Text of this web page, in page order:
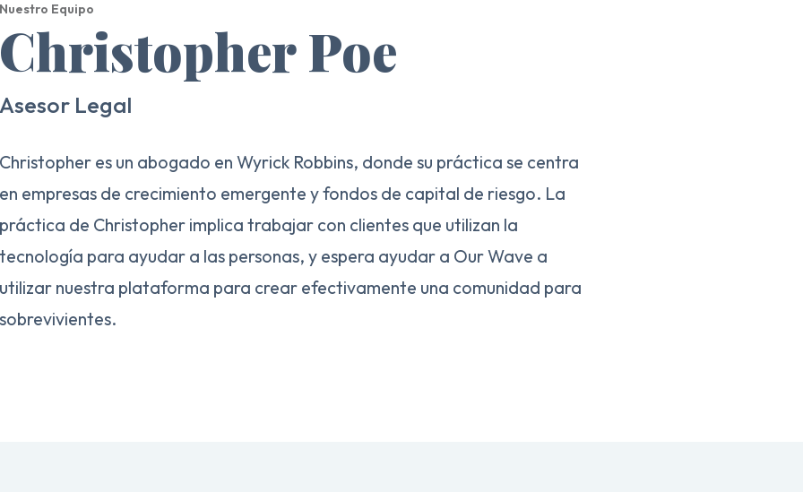
Nuestro Equipo
Christopher Poe
Asesor Legal
Christopher es un abogado en Wyrick Robbins, donde su práctica se centra
en empresas de crecimiento emergente y fondos de capital de riesgo. La
práctica de Christopher implica trabajar con clientes que utilizan la
tecnología para ayudar a las personas, y espera ayudar a Our Wave a
utilizar nuestra plataforma para crear efectivamente una comunidad para
sobrevivientes.